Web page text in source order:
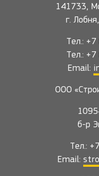
141733,
г.
Тел.:
Тел.:
Email:
ООО
б-р
Тел.:
Email: